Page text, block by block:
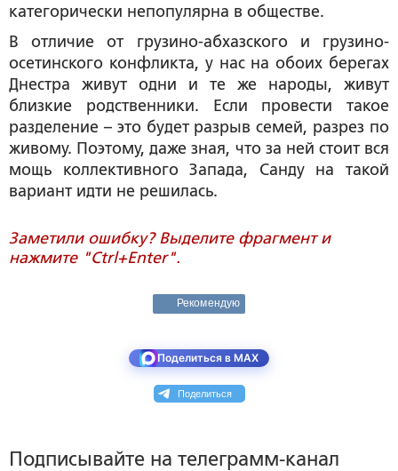
категорически непопулярна в обществе.
В отличие от грузино-абхазского и грузино-
осетинского конфликта, у нас на обоих берегах
Днестра живут одни и те же народы, живут
близкие родственники. Если провести такое
разделение – это будет разрыв семей, разрез по
живому. Поэтому, даже зная, что за ней стоит вся
мощь коллективного Запада, Санду на такой
вариант идти не решилась.
Заметили ошибку? Выделите фрагмент и
нажмите "Ctrl+Enter".
Рекомендую
Поделиться в MAX
Поделиться
Подписывайте на телеграмм-канал